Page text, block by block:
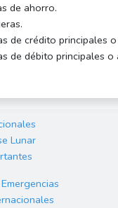
de ahorro.
de crédito principales
de débito principales o
Lunar